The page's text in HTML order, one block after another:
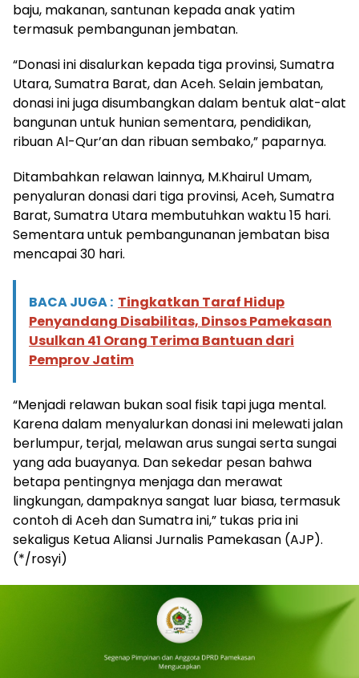
baju, makanan, santunan kepada anak yatim
termasuk pembangunan jembatan.
“Donasi ini disalurkan kepada tiga provinsi, Sumatra
Utara, Sumatra Barat, dan Aceh. Selain jembatan,
donasi ini juga disumbangkan dalam bentuk alat-alat
bangunan untuk hunian sementara, pendidikan,
ribuan Al-Qur’an dan ribuan sembako,” paparnya.
Ditambahkan relawan lainnya, M.Khairul Umam,
penyaluran donasi dari tiga provinsi, Aceh, Sumatra
Barat, Sumatra Utara membutuhkan waktu 15 hari.
Sementara untuk pembangunanan jembatan bisa
mencapai 30 hari.
BACA JUGA : Tingkatkan Taraf Hidup
Penyandang Disabilitas, Dinsos Pamekasan
Usulkan 41 Orang Terima Bantuan dari
Pemprov Jatim
“Menjadi relawan bukan soal fisik tapi juga mental.
Karena dalam menyalurkan donasi ini melewati jalan
berlumpur, terjal, melawan arus sungai serta sungai
yang ada buayanya. Dan sekedar pesan bahwa
betapa pentingnya menjaga dan merawat
lingkungan, dampaknya sangat luar biasa, termasuk
contoh di Aceh dan Sumatra ini,” tukas pria ini
sekaligus Ketua Aliansi Jurnalis Pamekasan (AJP).
(*/rosyi)